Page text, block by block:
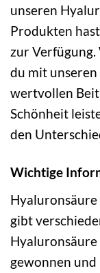
unseren
Produkten
zur
du mit
wertvollen
Schönheit
den
Wichtige
gibt
gewonnen